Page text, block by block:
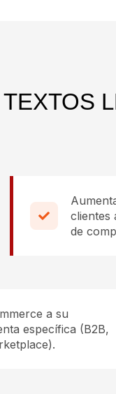
clientes
de
a su
específica (B2B,